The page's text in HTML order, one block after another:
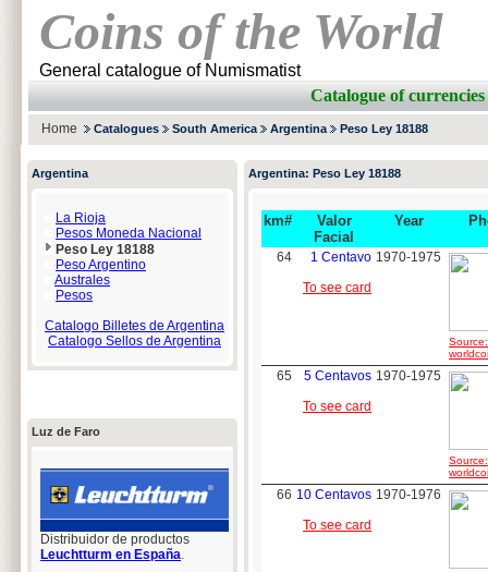
Coins of the World
General catalogue of Numismatist
Catalogue of
Home Catalogues South America Argentina Peso Ley 18188
Argentina
La Rioja
Pesos Moneda Nacional
Peso Ley 18188
Peso Argentino
Australes
Pesos
Catalogo Billetes de Argentina
Catalogo Sellos de Argentina
Luz de Faro
Distribuidor de productos
Leuchtturm en España.
Argentina: Peso Ley 18188
km#
Valor
Facial
Year
64
1 Centavo
To see card
1970-1975
Source:
65
5 Centavos
To see card
1970-1975
Source:
66 10 Centavos
To see card
1970-1976